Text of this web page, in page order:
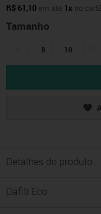
R$ 61,10 em até 1x no
Tamanho
8 10
Detalhes do produto
Dafiti Eco